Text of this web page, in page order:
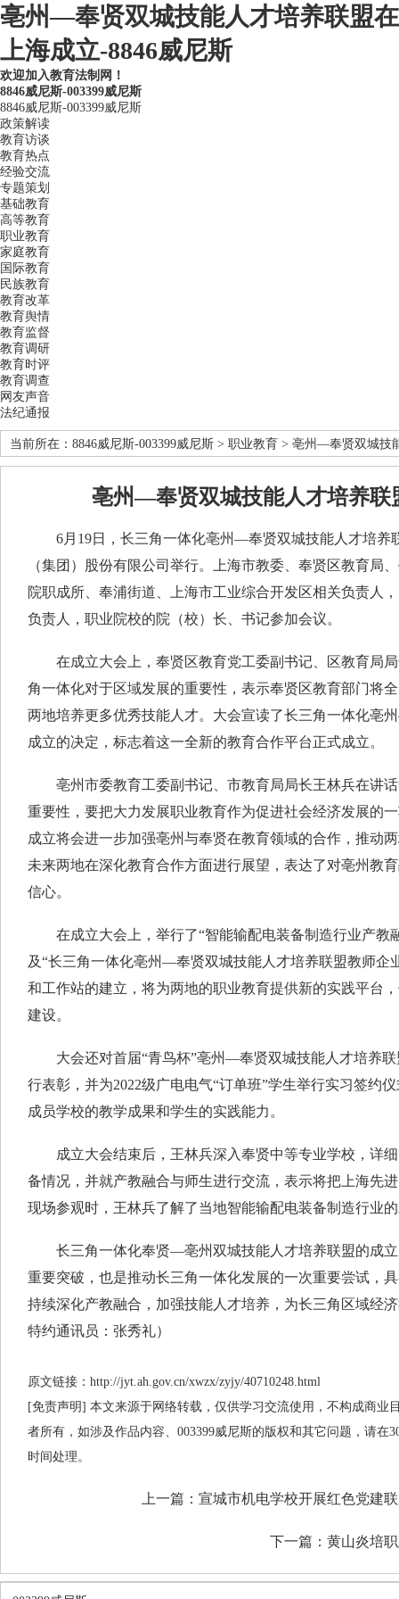
亳州—奉贤双城技能人才培养联盟在
上海成立-8846威尼斯
欢迎加入教育法制网！
8846威尼斯-003399威尼斯
8846威尼斯-003399威尼斯
政策解读
教育访谈
教育热点
经验交流
专题策划
基础教育
高等教育
职业教育
家庭教育
国际教育
民族教育
教育改革
教育舆情
教育监督
教育调研
教育时评
教育调查
网友声音
法纪通报
当前所在： 8846威尼斯-003399威尼斯 > 职业教育 > 亳州—奉贤双城技
亳州—奉贤双城技能人才培养联
6月19日，长三角一体化亳州—奉贤双城技能人才培养
（集团）股份有限公司举行。上海市教委、奉贤区教育局
院职成所、奉浦街道、上海市工业综合开发区相关负责人
负责人，职业院校的院（校）长、书记参加会议。
在成立大会上，奉贤区教育党工委副书记、区教育局局
角一体化对于区域发展的重要性，表示奉贤区教育部门将
两地培养更多优秀技能人才。大会宣读了长三角一体化亳
成立的决定，标志着这一全新的教育合作平台正式成立。
亳州市委教育工委副书记、市教育局局长王林兵在讲话
重要性，要把大力发展职业教育作为促进社会经济发展的
成立将会进一步加强亳州与奉贤在教育领域的合作，推动
未来两地在深化教育合作方面进行展望，表达了对亳州教
信心。
在成立大会上，举行了“智能输配电装备制造行业产教
及“长三角一体化亳州—奉贤双城技能人才培养联盟教师企
和工作站的建立，将为两地的职业教育提供新的实践平台
建设。
大会还对首届“青鸟杯”亳州—奉贤双城技能人才培养联
行表彰，并为2022级广电电气“订单班”学生举行实习签约
成员学校的教学成果和学生的实践能力。
成立大会结束后，王林兵深入奉贤中等专业学校，详细
备情况，并就产教融合与师生进行交流，表示将把上海先
现场参观时，王林兵了解了当地智能输配电装备制造行业
长三角一体化奉贤—亳州双城技能人才培养联盟的成立
重要突破，也是推动长三角一体化发展的一次重要尝试，
持续深化产教融合，加强技能人才培养，为长三角区域经
特约通讯员：张秀礼）
原文链接：http://jyt.ah.gov.cn/xwzx/zyjy/40710248.html
[免责声明] 本文来源于网络转载，仅供学习交流使用，不构成商业
者所有，如涉及作品内容、003399威尼斯的版权和其它问题，请在
时间处理。
上一篇： 宣城市机电学校开展红色党建
下一篇： 黄山炎培